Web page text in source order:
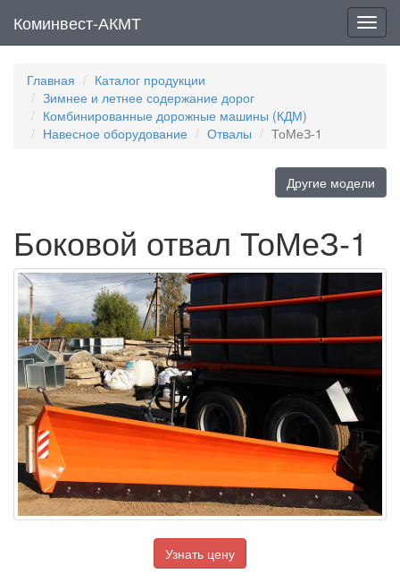
Меню
Коминвест-АКМТ
Главная
Каталог продукции
Зимнее и летнее содержание дорог
Комбинированные дорожные машины (КДМ)
Навесное оборудование
Отвалы ТоМеЗ-1
Другие модели
Боковой отвал ТоМеЗ-1
Узнать цену